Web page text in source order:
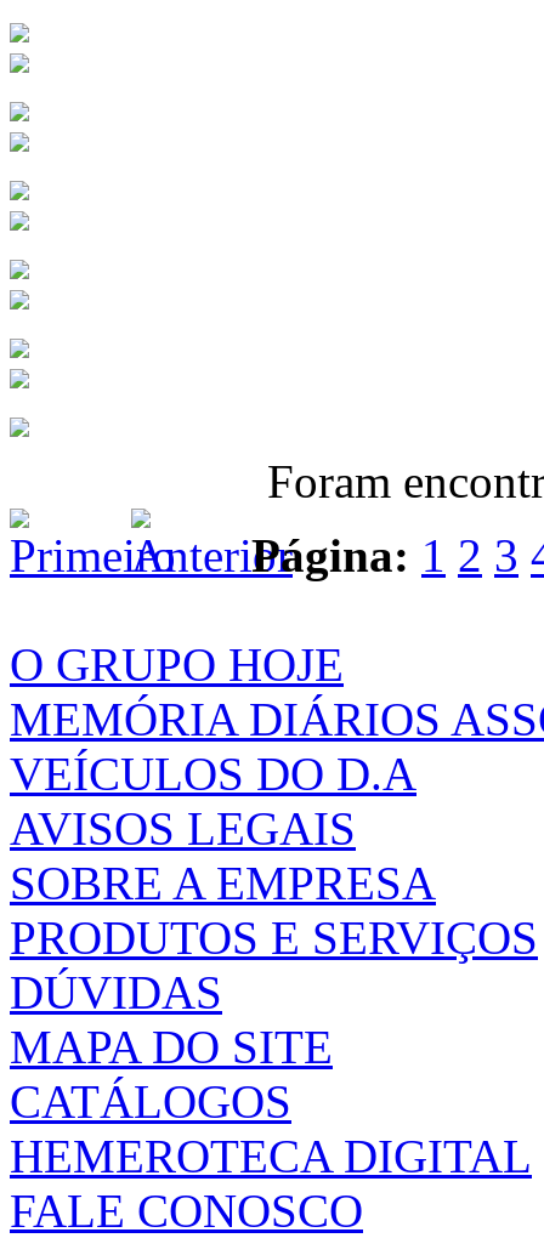
Foram
Página: 1 2 3
O GRUPO HOJE
MEMÓRIA DIÁRIOS
VEÍCULOS DO D.A
AVISOS LEGAIS
SOBRE A EMPRESA
PRODUTOS E SERVIÇOS
DÚVIDAS
MAPA DO SITE
CATÁLOGOS
HEMEROTECA DIGITAL
FALE CONOSCO